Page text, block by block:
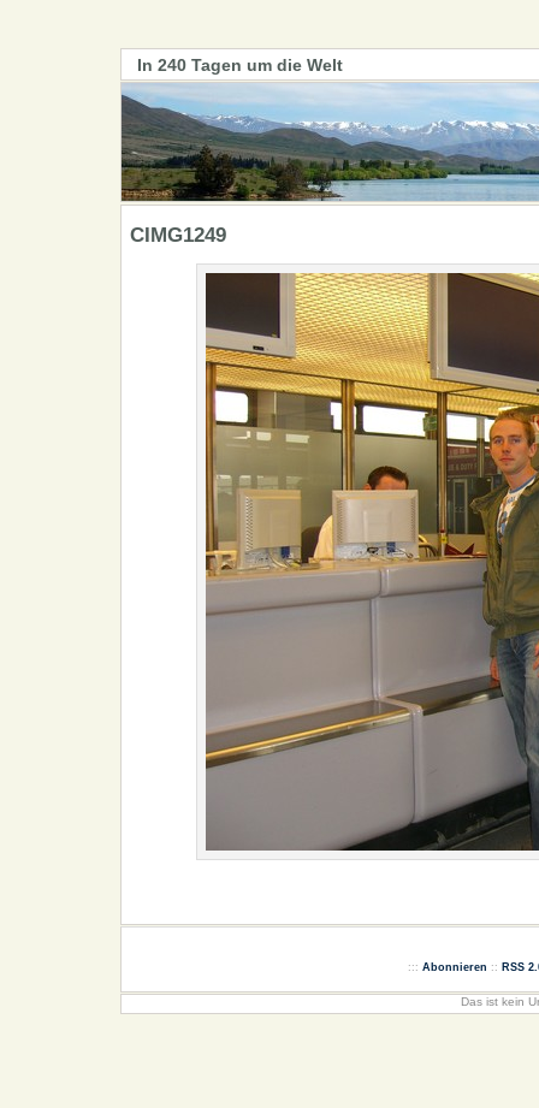
In 240 Tagen um die Welt
CIMG1249
::: Abonnieren :: RSS
Das ist kein